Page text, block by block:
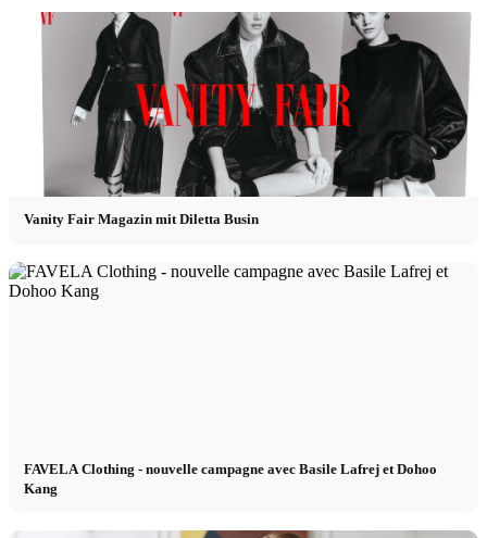
Vanity Fair Magazin mit Diletta Busin
FAVELA Clothing - nouvelle campagne avec Basile Lafrej et Dohoo
Kang